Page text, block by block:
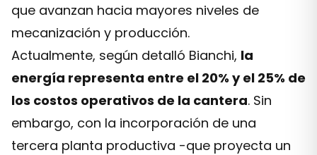
que avanzan hacia mayores niveles de
mecanización y producción.
Actualmente, según detalló Bianchi, la
energía representa entre el 20% y el 25% de
los costos operativos de la cantera. Sin
embargo, con la incorporación de una
tercera planta productiva -que proyecta un